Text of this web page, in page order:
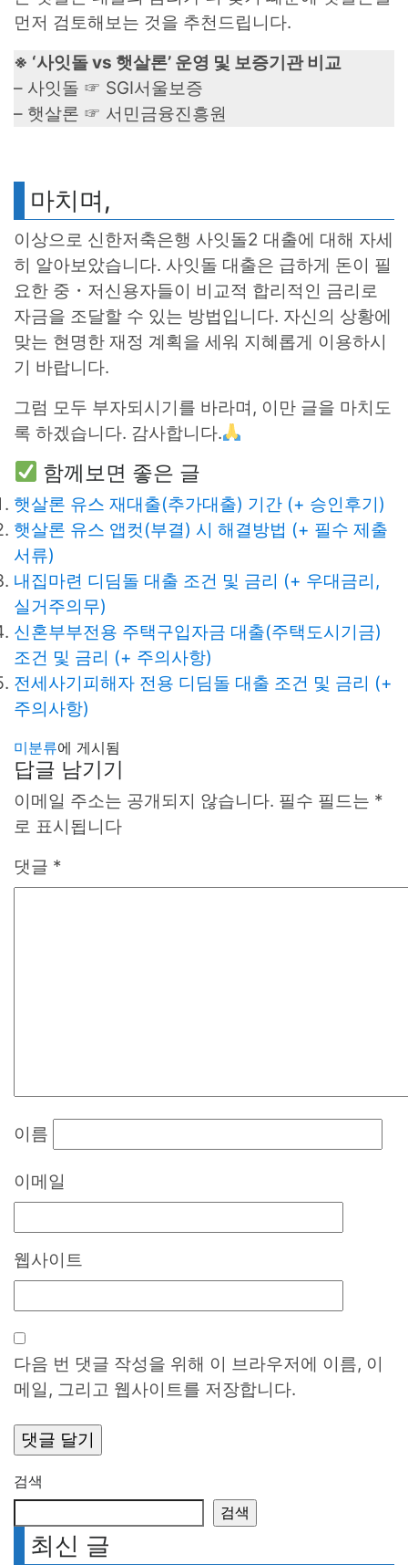
먼저 검토해보는 것을 추천드립니다.
※ ‘사잇돌 vs 햇살론’ 운영 및 보증기관 비교
– 사잇돌 ☞ SGI서울보증
– 햇살론 ☞ 서민금융진흥원
마치며,
이상으로 신한저축은행 사잇돌2 대출에 대해 자세
히 알아보았습니다. 사잇돌 대출은 급하게 돈이 필
요한 중・저신용자들이 비교적 합리적인 금리로
자금을 조달할 수 있는 방법입니다. 자신의 상황에
맞는 현명한 재정 계획을 세워 지혜롭게 이용하시
기 바랍니다.
그럼 모두 부자되시기를 바라며, 이만 글을 마치도
록 하겠습니다. 감사합니다.
함께보면 좋은 글
햇살론 유스 재대출(추가대출) 기간 (+ 승인후기)
햇살론 유스 앱컷(부결) 시 해결방법 (+ 필수 제출
서류)
내집마련 디딤돌 대출 조건 및 금리 (+ 우대금리,
실거주의무)
신혼부부전용 주택구입자금 대출(주택도시기금)
조건 및 금리 (+ 주의사항)
전세사기피해자 전용 디딤돌 대출 조건 및 금리 (+
주의사항)
미분류에 게시됨
답글 남기기
이메일 주소는 공개되지 않습니다. 필수 필드는 *
로 표시됩니다
댓글 *
이름
이메일
웹사이트
다음 번 댓글 작성을 위해 이 브라우저에 이름, 이
메일, 그리고 웹사이트를 저장합니다.
검색
검색
최신 글